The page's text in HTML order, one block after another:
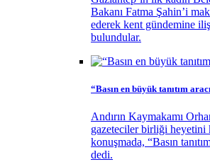
Bakanı Fatma Şahin’i
ederek kent gündemine
bulundular.
“Basın en büyük tanıtım
Andırın Kaymakamı
gazeteciler birliği heyetini
konuşmada, “Basın
dedi.